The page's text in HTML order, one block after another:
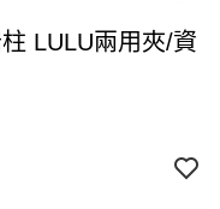
LULU兩用夾/資